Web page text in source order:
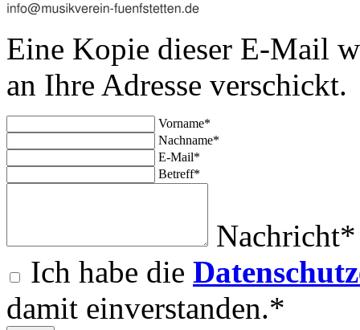
Eine Kopie dieser E-Mail
an Ihre Adresse verschickt.
Vorname*
Nachname*
E-Mail*
Betreff*
Nachricht*
Ich habe die
damit einverstanden.*